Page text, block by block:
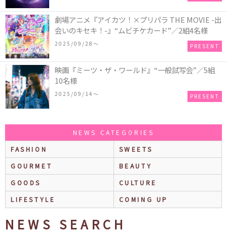
劇場アニメ『アイカツ！×プリパラ THE MOVIE -出
会いのキセキ！-』“ムビチケカード”／2組4名様
2025/09/28〜 PRESENT
映画『ミーツ・ザ・ワールド』“一般試写会”／5組
10名様
2025/09/14〜 PRESENT
NEWS CATEGORIES
FASHION
SWEETS
GOURMET
BEAUTY
GOODS
CULTURE
LIFESTYLE
COMING UP
NEWS SEARCH